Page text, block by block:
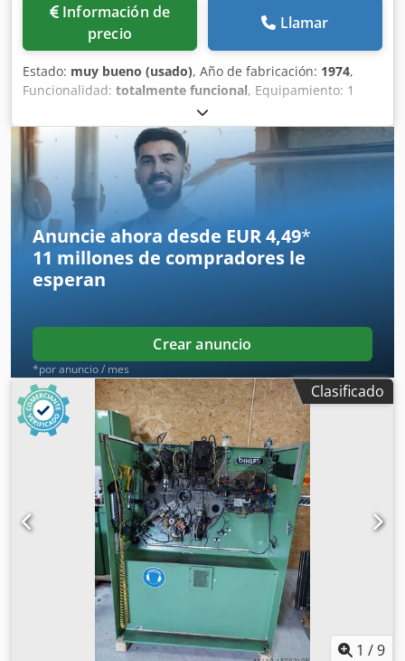
Información de
precio
Llamar
Estado: muy bueno (usado), Año de fabricación: 1974,
Funcionalidad: totalmente funcional, Equipamiento: 1
unidad de alimentador de pinza derecho 1 prensa
excéntrica de 70 kN 4 unidades de carro deslizante
estándar 1 unidad de carro deslizante estrecho Área de
trabajo: Grosor del alambre: 0,5 - 3,5 mm Chodjyn Rg
Aopfx Agdja Ancho de banda: hasta 32 mm Longitud de
avance: hasta 170 mm Rendimiento: hasta 250/min.
Anuncie ahora desde EUR 4,49*
11 millones de compradores le
esperan
Crear anuncio
*por anuncio / mes
Clasificado
1 /9